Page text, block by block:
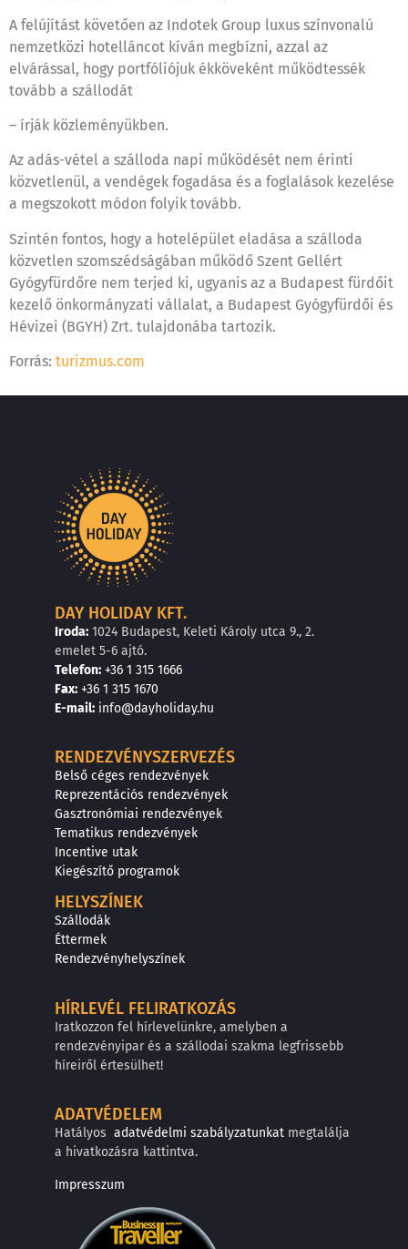
A felújítást követően az Indotek Group luxus színvonalú
nemzetközi hotelláncot kíván megbízni, azzal az
elvárással, hogy portfóliójuk ékköveként működtessék
tovább a szállodát
– írják közleményükben.
Az adás-vétel a szálloda napi működését nem érinti
közvetlenül, a vendégek fogadása és a foglalások kezelése
a megszokott módon folyik tovább.
Szintén fontos, hogy a hotelépület eladása a szálloda
közvetlen szomszédságában működő Szent Gellért
Gyógyfürdőre nem terjed ki, ugyanis az a Budapest fürdőit
kezelő önkormányzati vállalat, a Budapest Gyógyfürdői és
Hévizei (BGYH) Zrt. tulajdonába tartozik.
Forrás: turizmus.com
DAY HOLIDAY KFT.
Iroda: 1024 Budapest, Keleti Károly utca 9., 2.
emelet 5-6 ajtó.
Telefon: +36 1 315 1666
Fax: +36 1 315 1670
E-mail: info@dayholiday.hu
RENDEZVÉNYSZERVEZÉS
Belső céges rendezvények
Reprezentációs rendezvények
Gasztronómiai rendezvények
Tematikus rendezvények
Incentive utak
Kiegészítő programok
HELYSZÍNEK
Szállodák
Éttermek
Rendezvényhelyszínek
HÍRLEVÉL FELIRATKOZÁS
Iratkozzon fel hírlevelünkre, amelyben a
rendezvényipar és a szállodai szakma legfrissebb
híreiről értesülhet!
ADATVÉDELEM
Hatályos adatvédelmi szabályzatunkat megtalálja
a hivatkozásra kattintva.
Impresszum